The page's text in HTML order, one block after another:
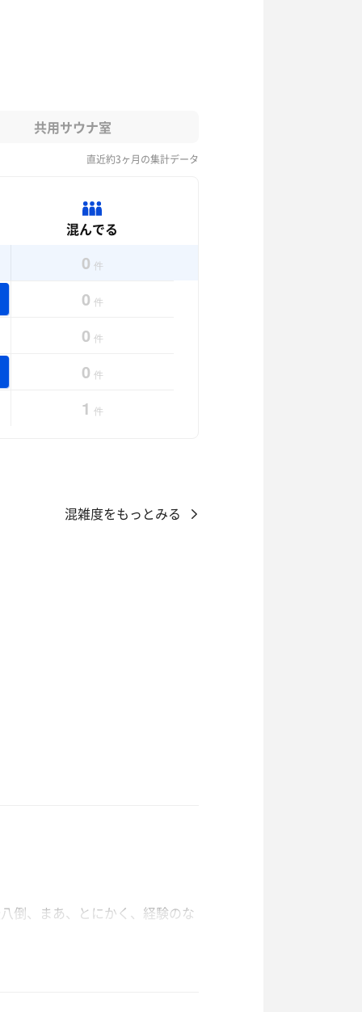
共用サウナ室
直近約3ヶ月の集計データ
混んでる
0 件
0 件
0 件
0 件
1 件
混雑度をもっとみる
倒、まあ、とにかく、経験のな